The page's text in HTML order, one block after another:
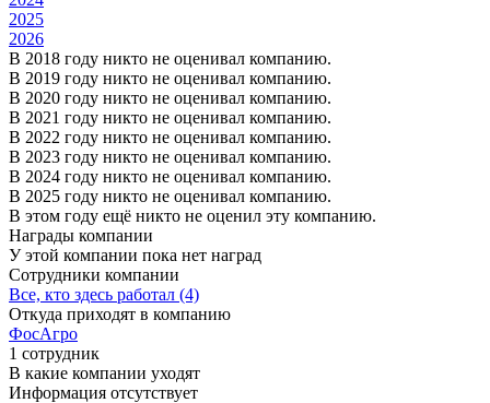
2025
2026
В 2018 году никто не оценивал компанию.
В 2019 году никто не оценивал компанию.
В 2020 году никто не оценивал компанию.
В 2021 году никто не оценивал компанию.
В 2022 году никто не оценивал компанию.
В 2023 году никто не оценивал компанию.
В 2024 году никто не оценивал компанию.
В 2025 году никто не оценивал компанию.
В этом году ещё никто не оценил эту компанию.
Награды компании
У этой компании пока нет наград
Сотрудники компании
Все, кто здесь работал (4)
Откуда приходят в компанию
ФосАгро
1 сотрудник
В какие компании уходят
Информация отсутствует